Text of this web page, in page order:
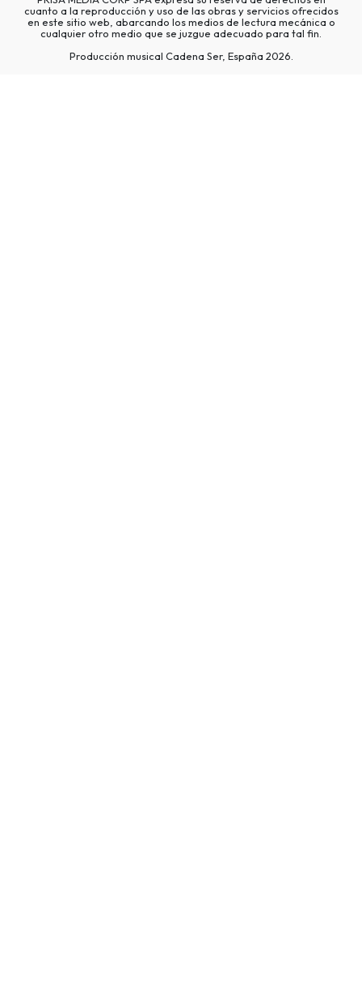
cuanto a la reproducción y uso de las obras y servicios ofrecidos
en este sitio web, abarcando los medios de lectura mecánica o
cualquier otro medio que se juzgue adecuado para tal fin.
Producción musical Cadena Ser, España 2026.